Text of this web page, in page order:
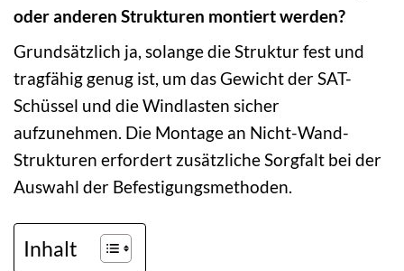
oder anderen Strukturen montiert werden?
Grundsätzlich ja, solange die Struktur fest und
tragfähig genug ist, um das Gewicht der SAT-
Schüssel und die Windlasten sicher
aufzunehmen. Die Montage an Nicht-Wand-
Strukturen erfordert zusätzliche Sorgfalt bei der
Auswahl der Befestigungsmethoden.
Inhalt